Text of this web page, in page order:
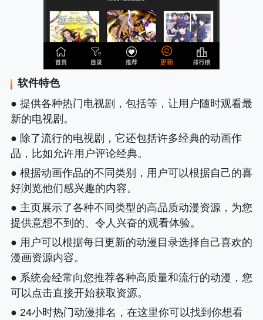
软件特色
● 提供各种热门电视剧，包括等，让用户随时观看最
新的电视剧。
● 除了流行的电视剧，它还包括许多经典的动画作
品，比如允许用户评论经典。
● 根据动画作品的不同类别，用户可以根据自己的喜
好浏览他们感兴趣的内容。
● 主页展示了各种不同类型的高品质动漫资源，为您
提供意想不到的、令人兴奋的观看体验。
● 用户可以根据每日更新的动漫目录选择自己喜欢的
漫画资源内容。
● 系统会经常向您推荐各种高质量和流行的动漫，您
可以点击直接开始获取资源。
● 24小时热门动漫排名，在这里你可以找到你想看